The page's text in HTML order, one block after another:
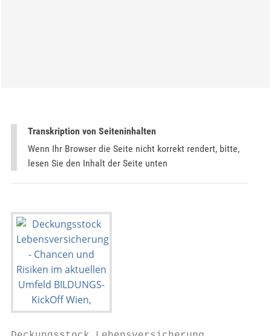
Transkription von Seiteninhalten
Wenn Ihr Browser die Seite nicht korrekt rendert, bitte,
lesen Sie den Inhalt der Seite unten